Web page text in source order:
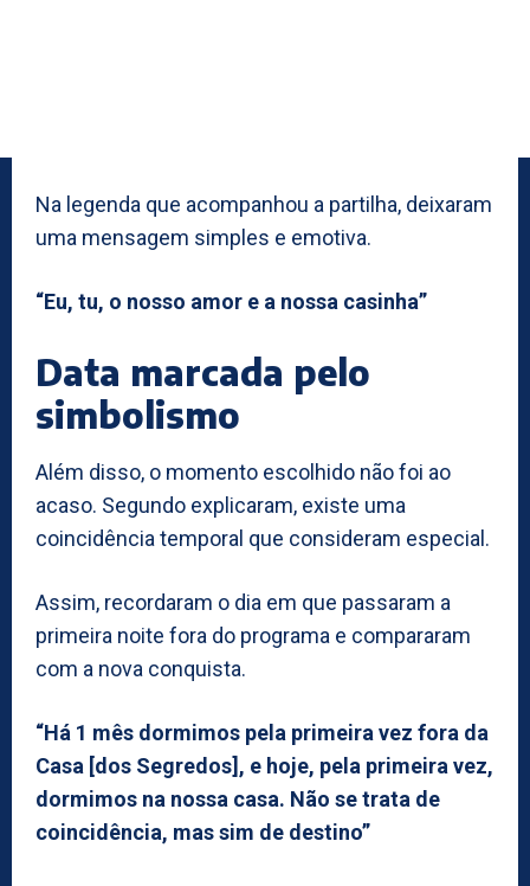
Na legenda que acompanhou a partilha, deixaram
uma mensagem simples e emotiva.
“Eu, tu, o nosso amor e a nossa casinha”
Data marcada pelo
simbolismo
Além disso, o momento escolhido não foi ao
acaso. Segundo explicaram, existe uma
coincidência temporal que consideram especial.
Assim, recordaram o dia em que passaram a
primeira noite fora do programa e compararam
com a nova conquista.
“Há 1 mês dormimos pela primeira vez fora da
Casa [dos Segredos], e hoje, pela primeira vez,
dormimos na nossa casa. Não se trata de
coincidência, mas sim de destino”